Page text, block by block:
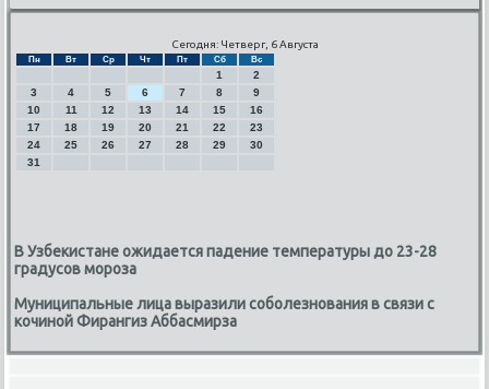
Сегодня: Четверг, 6 Августа
Пн Вт Ср Чт Пт Сб Вс
1
2
3
4 5 6 7 8
9
10
11 12 13 14 15
16
17
18 19 20 21 22
23
24
25 26 27 28 29
30
31
В Узбекистане ожидается падение температуры до 23-28
градусов мороза
Муниципальные лица выразили соболезнования в связи с
кочиной Фирангиз Аббасмирза